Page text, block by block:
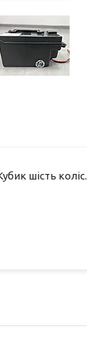
шість